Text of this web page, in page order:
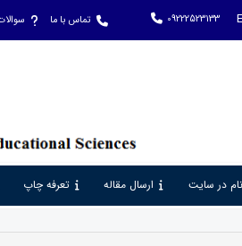
09222523133 تماس با ما
در سایت ارسال مقاله تعرفه چاپ